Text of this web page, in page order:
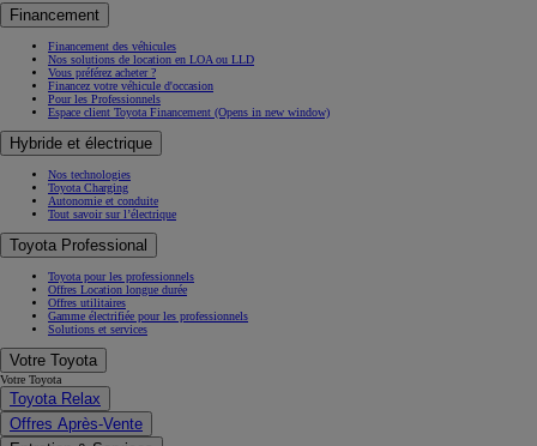
Financement
Financement des véhicules
Nos solutions de location en LOA ou LLD
Vous préférez acheter ?
Financez votre véhicule d'occasion
Pour les Professionnels
Espace client Toyota Financement (Opens in new window)
Hybride et électrique
Nos technologies
Toyota Charging
Autonomie et conduite
Tout savoir sur l’électrique
Toyota Professional
Toyota pour les professionnels
Offres Location longue durée
Offres utilitaires
Gamme électrifiée pour les professionnels
Solutions et services
Votre Toyota
Votre Toyota
Toyota Relax
Offres Après-Vente